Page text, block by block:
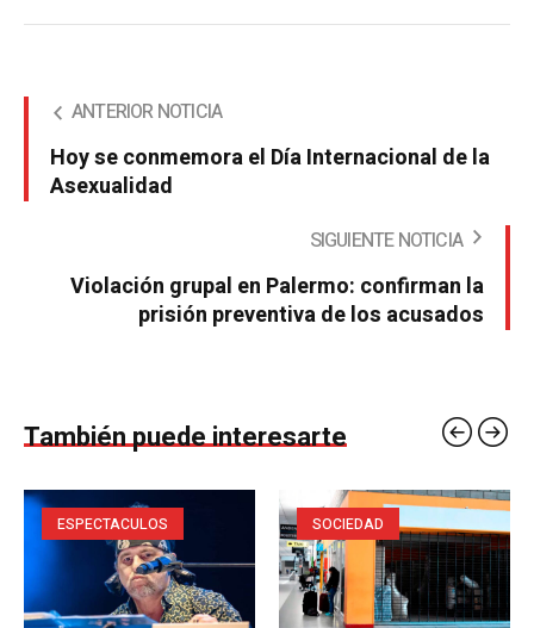
ANTERIOR NOTICIA
Hoy se conmemora el Día Internacional de la
Asexualidad
SIGUIENTE NOTICIA
Violación grupal en Palermo: confirman la
prisión preventiva de los acusados
También puede interesarte
ESPECTACULOS SOCIEDAD